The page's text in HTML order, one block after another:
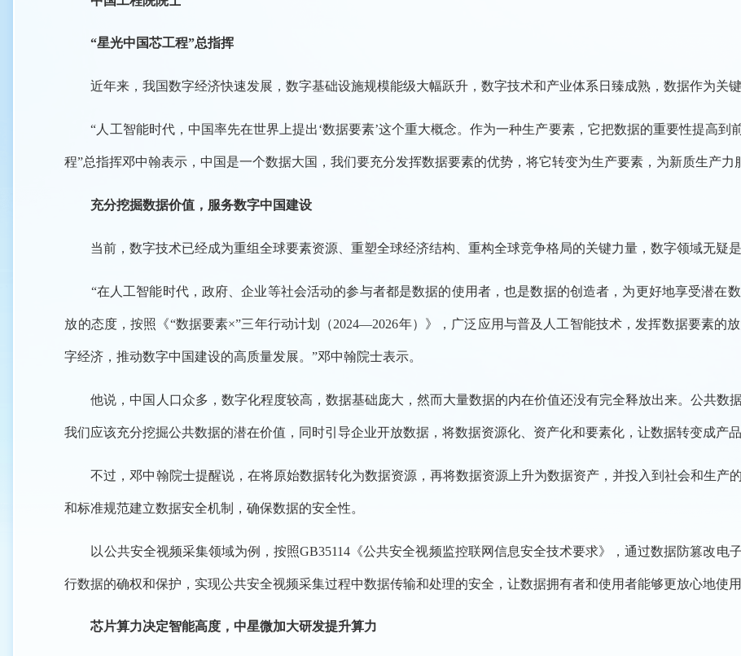
“星光中国芯工程”总指挥
近年来，我国数字经济快速发展，数字基础设施规模能级大幅跃升，数字技术和产业体系日臻成熟，数据作为关键
“人工智能时代，中国率先在世界上提出‘数据要素’这个重大概念。作为一种生产要素，它把数据的重要性提高到
程”总指挥邓中翰表示，中国是一个数据大国，我们要充分发挥数据要素的优势，将它转变为生产要素，为新质生产力
充分挖掘数据价值，服务数字中国建设
当前，数字技术已经成为重组全球要素资源、重塑全球经济结构、重构全球竞争格局的关键力量，数字领域无疑是
“在人工智能时代，政府、企业等社会活动的参与者都是数据的使用者，也是数据的创造者，为更好地享受潜在
放的态度，按照《“数据要素×”三年行动计划（2024—2026年）》，广泛应用与普及人工智能技术，发挥数据要素的
字经济，推动数字中国建设的高质量发展。”邓中翰院士表示。
他说，中国人口众多，数字化程度较高，数据基础庞大，然而大量数据的内在价值还没有完全释放出来。公共数
我们应该充分挖掘公共数据的潜在价值，同时引导企业开放数据，将数据资源化、资产化和要素化，让数据转变成产
不过，邓中翰院士提醒说，在将原始数据转化为数据资源，再将数据资源上升为数据资产，并投入到社会和生产
和标准规范建立数据安全机制，确保数据的安全性。
以公共安全视频采集领域为例，按照GB35114《公共安全视频监控联网信息安全技术要求》，通过数据防篡改电
行数据的确权和保护，实现公共安全视频采集过程中数据传输和处理的安全，让数据拥有者和使用者能够更放心地使
芯片算力决定智能高度，中星微加大研发提升算力